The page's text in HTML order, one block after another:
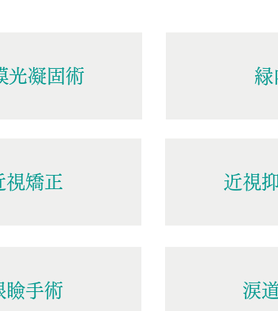
光凝固術 緑
視矯正 近視
瞼手術 涙